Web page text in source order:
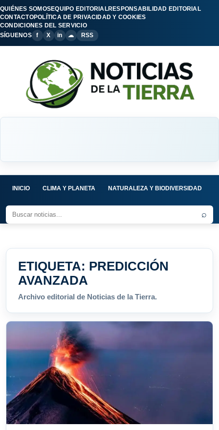
QUIÉNES SOMOSEQUIPO EDITORIALRESPONSABILIDAD EDITORIAL
CONTACTOPOLÍTICA DE PRIVACIDAD Y COOKIES
CONDICIONES DEL SERVICIO
SÍGUENOS
f X in ☁ RSS
INICIO CLIMA Y PLANETA NATURALEZA Y BIODIVERSIDAD
⌕
ETIQUETA: PREDICCIÓN
AVANZADA
Archivo editorial de Noticias de la Tierra.